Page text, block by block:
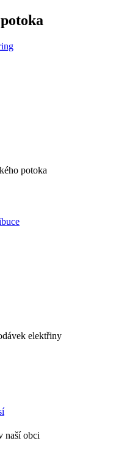
potoka
elektřiny
naší obci